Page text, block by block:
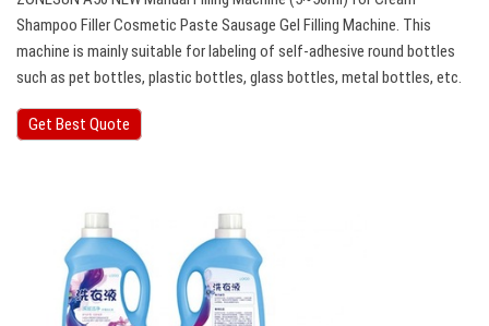
Shampoo Filler Cosmetic Paste Sausage Gel Filling Machine. This
machine is mainly suitable for labeling of self-adhesive round bottles
such as pet bottles, plastic bottles, glass bottles, metal bottles, etc.
Get Best Quote